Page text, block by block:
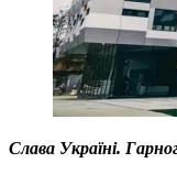
Слава Україні.